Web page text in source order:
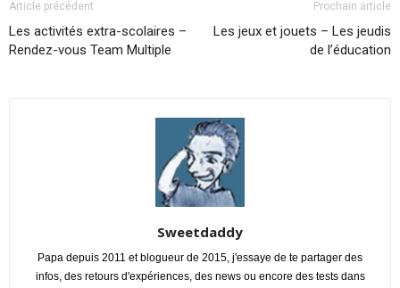
Article précédent
Les activités extra-scolaires –
Rendez-vous Team Multiple
Prochain article
Les jeux et jouets – Les jeudis
de l’éducation
Sweetdaddy
Papa depuis 2011 et blogueur de 2015, j'essaye de te partager des
infos, des retours d'expériences, des news ou encore des tests dans